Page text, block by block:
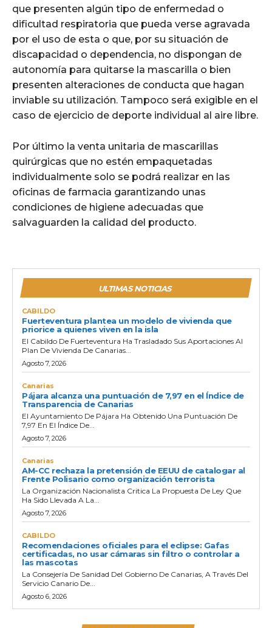
que presenten algún tipo de enfermedad o
dificultad respiratoria que pueda verse agravada
por el uso de esta o que, por su situación de
discapacidad o dependencia, no dispongan de
autonomía para quitarse la mascarilla o bien
presenten alteraciones de conducta que hagan
inviable su utilización. Tampoco será exigible en el
caso de ejercicio de deporte individual al aire libre.
Por último la venta unitaria de mascarillas
quirúrgicas que no estén empaquetadas
individualmente solo se podrá realizar en las
oficinas de farmacia garantizando unas
condiciones de higiene adecuadas que
salvaguarden la calidad del producto.
ULTIMAS NOTICIAS
CABILDO
Fuerteventura plantea un modelo de vivienda que
priorice a quienes viven en la isla
El Cabildo De Fuerteventura Ha Trasladado Sus Aportaciones Al
Plan De Vivienda De Canarias...
Agosto 7, 2026
Canarias
Pájara alcanza una puntuación de 7,97 en el Índice de
Transparencia de Canarias
El Ayuntamiento De Pájara Ha Obtenido Una Puntuación De
7,97 En El Índice De...
Agosto 7, 2026
Canarias
AM-CC rechaza la pretensión de EEUU de catalogar al
Frente Polisario como organización terrorista
La Organización Nacionalista Critica La Propuesta De Ley Que
Ha Sido Llevada A La...
Agosto 7, 2026
CABILDO
Recomendaciones oficiales para el eclipse: Gafas
certificadas, no usar cámaras sin filtro o controlar a
las mascotas
La Consejería De Sanidad Del Gobierno De Canarias, A Través Del
Servicio Canario De...
Agosto 6, 2026